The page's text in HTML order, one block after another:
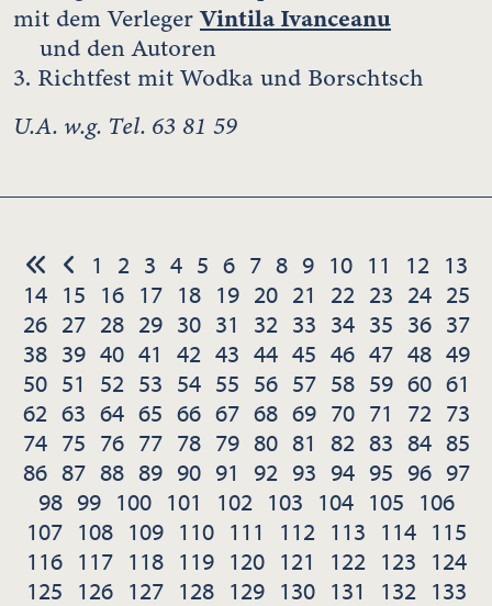
mit dem VerlegerVintila Ivanceanu
und den Autoren
3. Richtfest mit Wodka und Borschtsch
U.A. w.g. Tel. 63 81 59
1 2 3 4 5 6 7 8 9 10 11 12 13
14 15 16 17 18 19 20 21 22 23 24 25
26 27 28 29 30 31 32 33 34 35 36 37
38 39 40 41 42 43 44 45 46 47 48 49
50 51 52 53 54 55 56 57 58 59 60 61
62 63 64 65 66 67 68 69 70 71 72 73
74 75 76 77 78 79 80 81 82 83 84 85
86 87 88 89 90 91 92 93 94 95 96 97
98 99 100 101 102 103 104 105 106
107 108 109 110 111 112 113 114 115
116 117 118 119 120 121 122 123 124
125 126 127 128 129 130 131 132 133